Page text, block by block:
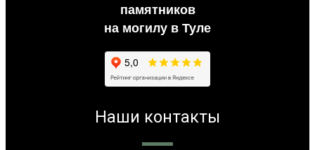
памятников
на могилу в Туле
Наши контакты